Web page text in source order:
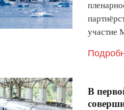
участие
В